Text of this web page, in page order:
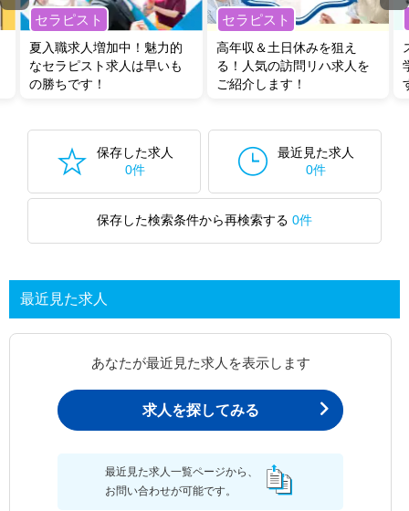
セラピスト
夏入職求人増加中！魅力的
なセラピスト求人は早いも
の勝ちです！
セラピスト
高年収＆土日休みを狙え
る！人気の訪問リハ求人を
ご紹介します！
保存した求人
0件
最近見た求人
0件
保存した検索条件から再検索する 0件
最近見た求人
あなたが最近見た求人を表示します
求人を探してみる
最近見た求人一覧ページから、
お問い合わせが可能です。